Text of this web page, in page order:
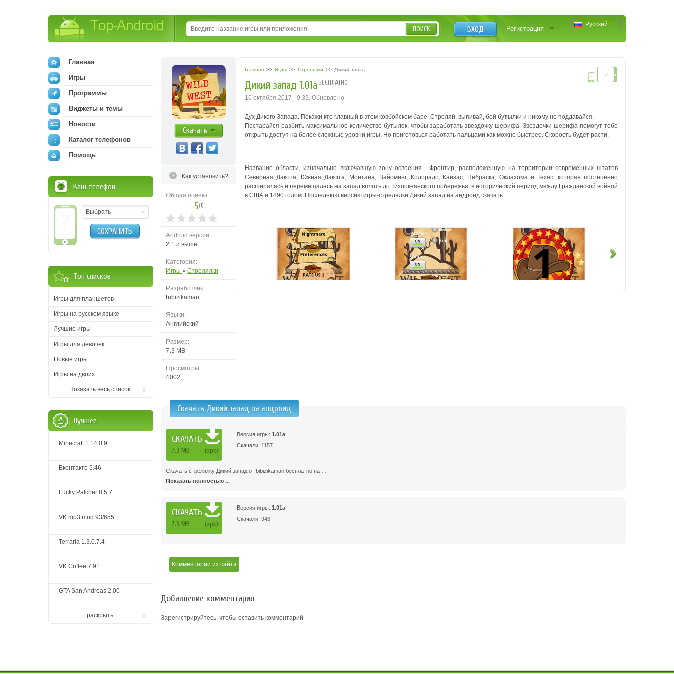
Русский
ВХОД Регистрация
ПОИСК
Скачать
Как установить?
Общая оценка:
5(1)
Android версии:
2.1 и выше
Категория:
Игры » Стрелялки
Разработчик:
bibizikaman
Языки:
Английский
Размер:
7.3 MB
Просмотры:
4002
Главная >> Игры >> Стрелялки >> Дикий запад
Дикий запад 1.01a БЕСПЛАТНО
16 октября 2017 - 0:39. Обновлено
Дух Дикого Запада. Покажи кто главный в этом ковбойском баре. Стреляй, выпивай, бей бутылки и никому не поддавайся.
Постарайся разбить максимальное количество бутылок, чтобы заработать звездочку шерифа. Звездочки шерифа помогут тебе
открыть доступ на более сложные уровни игры. Но приготовься работать пальцами как можно быстрее. Скорость будет расти.
Название области, изначально включавшую зону освоения - Фронтир, расположенную на территории современных штатов
Северная Дакота, Южная Дакота, Монтана, Вайоминг, Колорадо, Канзас, Небраска, Оклахома и Техас, которая постепенно
расширялась и перемещалась на запад вплоть до Тихоокеанского побережья, в исторический период между Гражданской войной
в США и 1890 годом. Последнюю версию игры-стрелялки Дикий запад на андроид скачать.
Скачать Дикий запад на андроид
СКАЧАТЬ
7.3 MB (apk)
Версия игры: 1.01a
Скачали: 1157
Скачать стрелялку Дикий запад от bibizikaman бесплатно на …
Показать полностью ...
СКАЧАТЬ
7.3 MB (apk)
Версия игры: 1.01a
Скачали: 943
Комментарии из сайта
Добавление комментария
Зарегистрируйтесь, чтобы оставить комментарий
Главная
Игры
Программы
Виджеты и темы
Новости
Каталог телефонов
Помощь
Ваш телефон
Выбрать
СОХРАНИТЬ
Топ списков
Игры для планшетов
Игры на русском языке
Лучшие игры
Игры для девочек
Новые игры
Игры на двоих
Показать весь список
Лучшее
Minecraft 1.14.0.9
Вконтакте 5.46
Lucky Patcher 8.5.7
VK mp3 mod 93/655
Terraria 1.3.0.7.4
VK Coffee 7.91
GTA San Andreas 2.00
раскрыть